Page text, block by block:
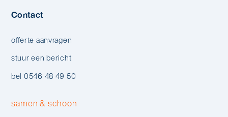
Contact
offerte aanvragen
stuur een bericht
bel 0546 48 49 50
samen & schoon